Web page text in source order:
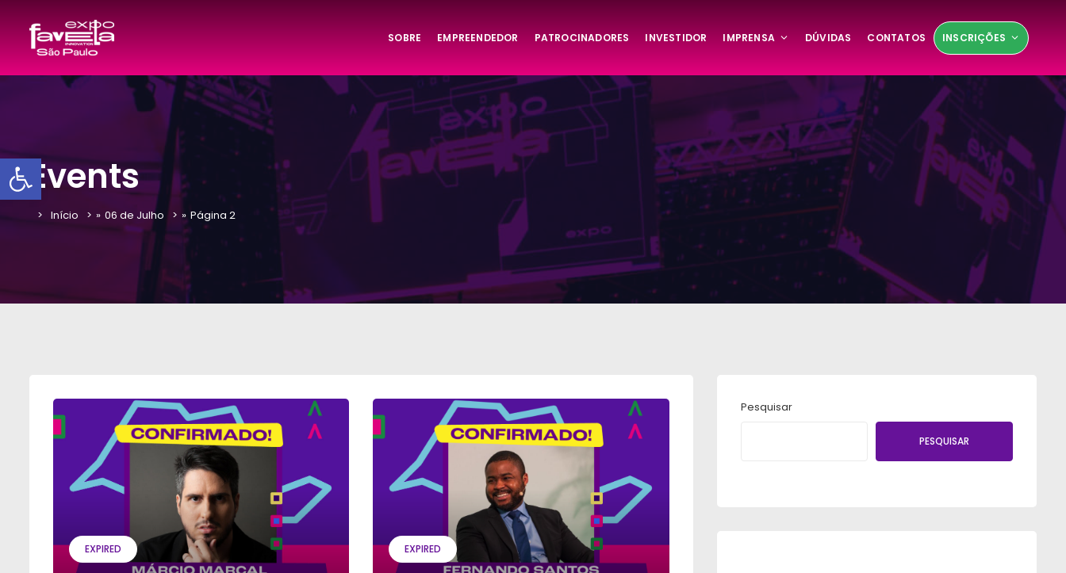
Barra de Ferramentas Aberta
SOBRE EMPREENDEDOR PATROCINADORES INVESTIDOR IMPRENSA DÚVIDAS CONTATOS INSCRIÇÕES
Events
Início » 06 de Julho » Página 2
EXPIRED EXPIRED
Pesquisar
PESQUISAR